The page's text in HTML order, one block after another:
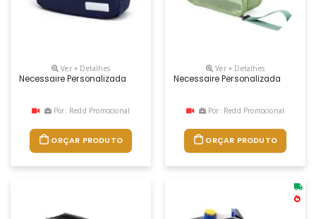
Ver + Detalhes
Necessaire Personalizada
Por: Redd Promocional
ORÇAR PRODUTO
Ver + Detalhes
Necessaire Personalizada
Por: Redd Promocional
ORÇAR PRODUTO